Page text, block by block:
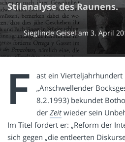
Stilanalyse des Raunens.
Sieglinde Geiselam 3. April
F
ast ein Vierteljahrhundert
„Anschwellender
8.2.1993) bekundet
der Zeitwieder sein
Im Titel fordert er: „Reform der
sich gegen „die entleerten